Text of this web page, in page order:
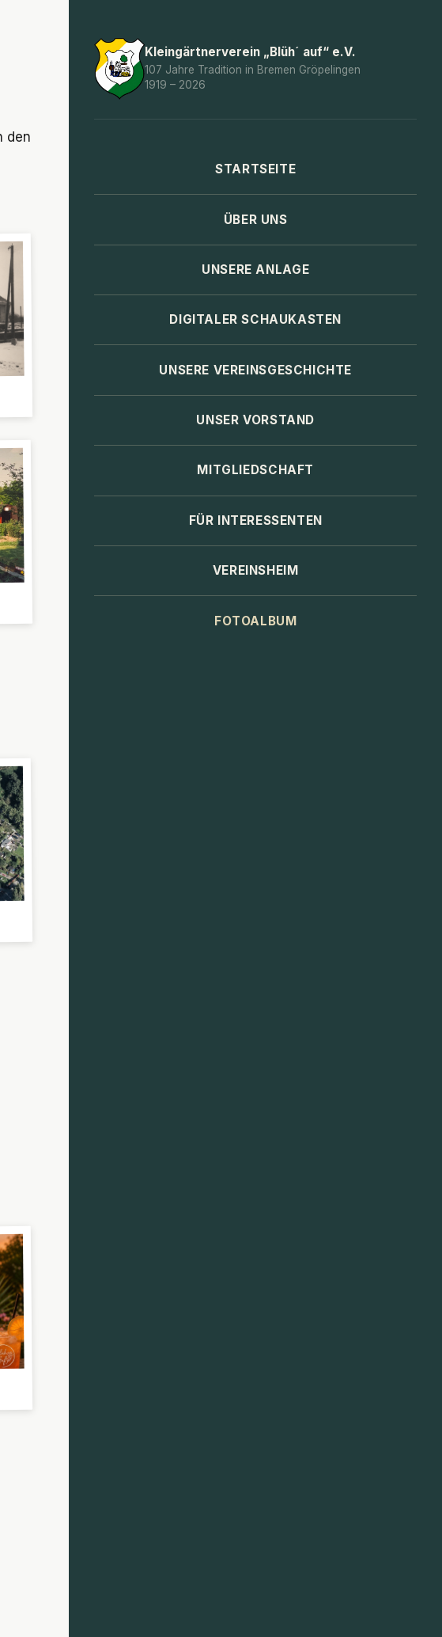
den
Kleingärtnerverein „Blüh´ auf“ e.V.
107 Jahre Tradition in Bremen Gröpelingen
1919 – 2026
STARTSEITE
ÜBER UNS
UNSERE ANLAGE
DIGITALER SCHAUKASTEN
UNSERE VEREINSGESCHICHTE
UNSER VORSTAND
MITGLIEDSCHAFT
FÜR INTERESSENTEN
VEREINSHEIM
FOTOALBUM